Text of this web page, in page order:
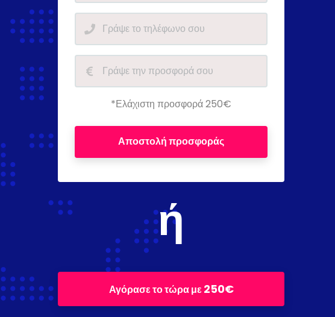
*Ελάχιστη προσφορά 250€
Αποστολή προσφοράς
ή
Αγόρασε το τώρα με250€